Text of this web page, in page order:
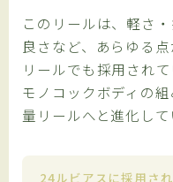
このリールは、軽さ
良さなど、あらゆる
リールでも採用され
モノコックボディの
量リールへと進化して
24ルビアスに採用さ